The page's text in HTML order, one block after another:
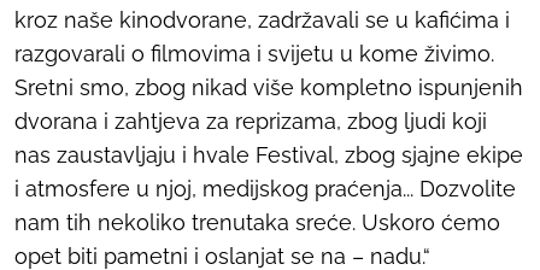
kroz naše kinodvorane, zadržavali se u kafićima i
razgovarali o filmovima i svijetu u kome živimo.
Sretni smo, zbog nikad više kompletno ispunjenih
dvorana i zahtjeva za reprizama, zbog ljudi koji
nas zaustavljaju i hvale Festival, zbog sjajne ekipe
i atmosfere u njoj, medijskog praćenja... Dozvolite
nam tih nekoliko trenutaka sreće. Uskoro ćemo
opet biti pametni i oslanjat se na – nadu.“